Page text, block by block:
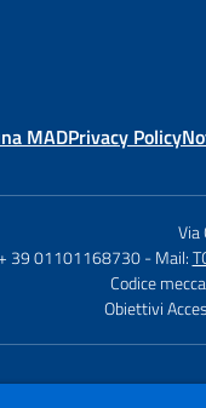
MADPrivacy Policy
Via
39 01101168730 - Mail:
Codice
Obiettivi